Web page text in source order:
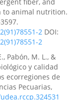
to animal nutrition.
2 DOI:
2
Pabón, M. L., &
y calidad
ecorregiones de
Pecuarias,